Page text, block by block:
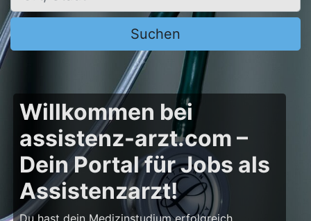
Suchen
Willkommen bei
assistenz-arzt.com –
Dein Portal für Jobs als
Assistenzarzt!